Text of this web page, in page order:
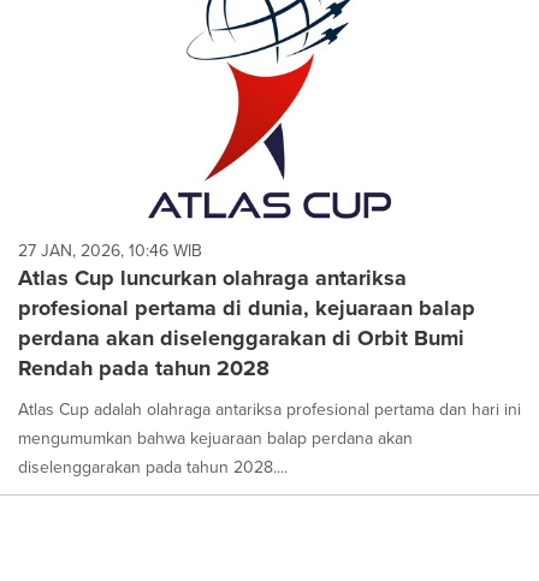
27 JAN, 2026, 10:46 WIB
Atlas Cup luncurkan olahraga antariksa
profesional pertama di dunia, kejuaraan balap
perdana akan diselenggarakan di Orbit Bumi
Rendah pada tahun 2028
Atlas Cup adalah olahraga antariksa profesional pertama dan hari ini
mengumumkan bahwa kejuaraan balap perdana akan
diselenggarakan pada tahun 2028....